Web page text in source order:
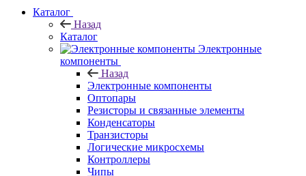
Каталог
Назад
Каталог
Электронные
компоненты
Назад
Электронные компоненты
Оптопары
Резисторы и связанные элементы
Конденсаторы
Транзисторы
Логические микросхемы
Контроллеры
Чипы